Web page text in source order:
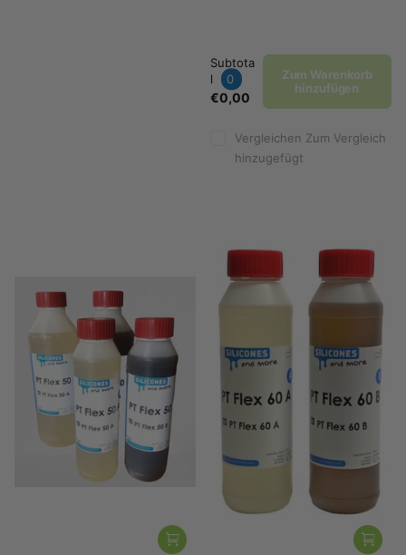
Subtota
l
0
€0,00
Zum Warenkorb
hinzufügen
Vergleichen Zum Vergleich
hinzugefügt